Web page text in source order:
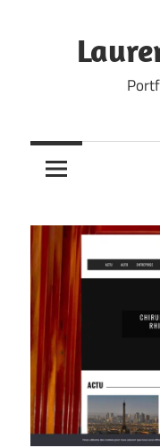
content